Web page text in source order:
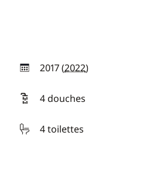
2017 (2022)
année
4 douches
4 toilettes